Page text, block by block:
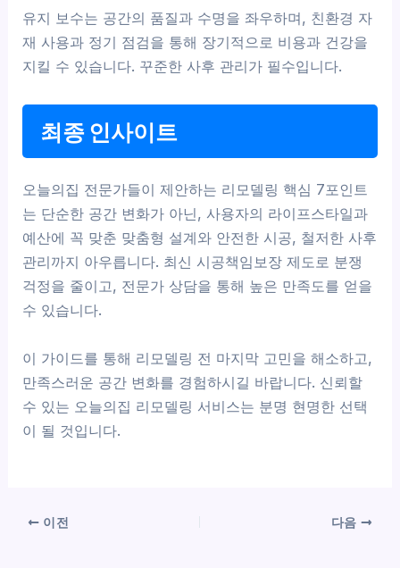
유지 보수는 공간의 품질과 수명을 좌우하며, 친환경 자
재 사용과 정기 점검을 통해 장기적으로 비용과 건강을
지킬 수 있습니다. 꾸준한 사후 관리가 필수입니다.
최종 인사이트
오늘의집 전문가들이 제안하는 리모델링 핵심 7포인트
는 단순한 공간 변화가 아닌, 사용자의 라이프스타일과
예산에 꼭 맞춘 맞춤형 설계와 안전한 시공, 철저한 사후
관리까지 아우릅니다. 최신 시공책임보장 제도로 분쟁
걱정을 줄이고, 전문가 상담을 통해 높은 만족도를 얻을
수 있습니다.
이 가이드를 통해 리모델링 전 마지막 고민을 해소하고,
만족스러운 공간 변화를 경험하시길 바랍니다. 신뢰할
수 있는 오늘의집 리모델링 서비스는 분명 현명한 선택
이 될 것입니다.
이전 다음